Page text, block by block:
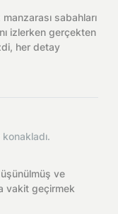
sabahları
izlerken gerçekten
her detay
ve
vakit geçirmek